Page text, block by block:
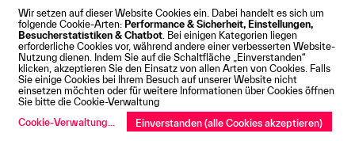
Wir setzen auf dieser Website Cookies ein. Dabei handelt es sich um
folgende Cookie-Arten: Performance & Sicherheit, Einstellungen,
Besucherstatistiken & Chatbot . Bei einigen Kategorien liegen
erforderliche Cookies vor, während andere einer verbesserten Website-
Nutzung dienen. Indem Sie auf die Schaltfläche „Einverstanden“
klicken, akzeptieren Sie den Einsatz von allen Arten von Cookies. Falls
Sie einige Cookies bei Ihrem Besuch auf unserer Website nicht
einsetzen möchten oder für weitere Informationen über Cookies öffnen
Sie bitte die Cookie-Verwaltung
Cookie-Verwaltung
Einverstanden (alle Cookies akzeptieren)
« 1 2 »
Impressum Datenschutz
Kontakt Presse Anfahrt Intranet
Webmail
© Technische Hochschule Augsburg